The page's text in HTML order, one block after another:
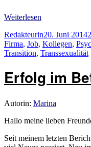
Weiterlesen
Autor
RedakteurinVeröffentlicht
am
20. Juni 2014
Firma, Job, Kollegen,
Transition, Transsexualität
Erfolg im
Autorin: Marina
Hallo meine lieben
Seit meinem letzten